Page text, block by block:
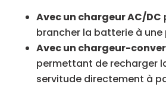
Avec un chargeur AC/DC
brancher la batterie à une
Avec un chargeur-
permettant de recharger
servitude directement à